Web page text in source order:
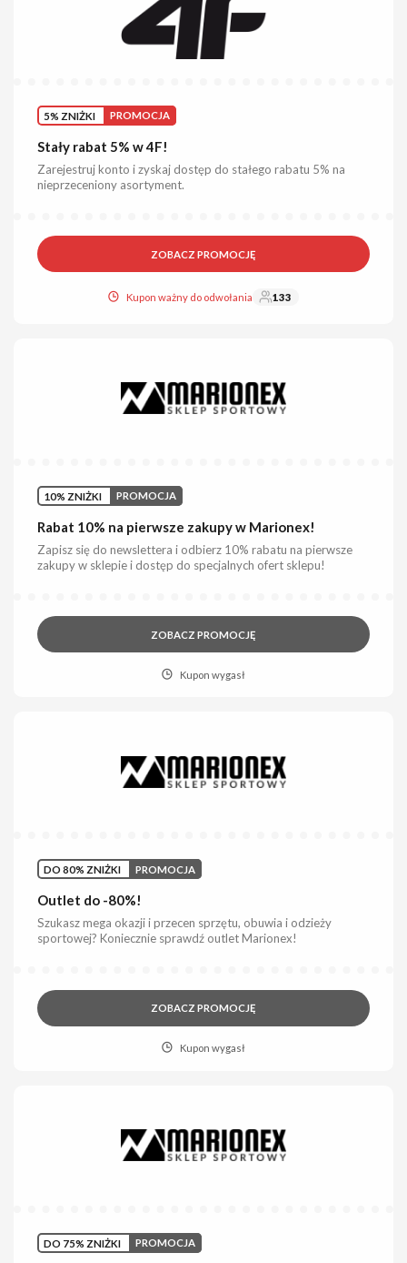
5% ZNIŻKI PROMOCJA
Stały rabat 5% w 4F!
Zarejestruj konto i zyskaj dostęp do stałego rabatu 5% na
nieprzeceniony asortyment.
ZOBACZ PROMOCJĘ
Kupon ważny do odwołania 133
10% ZNIŻKI PROMOCJA
Rabat 10% na pierwsze zakupy w Marionex!
Zapisz się do newslettera i odbierz 10% rabatu na pierwsze
zakupy w sklepie i dostęp do specjalnych ofert sklepu!
ZOBACZ PROMOCJĘ
Kupon wygasł
DO 80% ZNIŻKI PROMOCJA
Outlet do -80%!
Szukasz mega okazji i przecen sprzętu, obuwia i odzieży
sportowej? Koniecznie sprawdź outlet Marionex!
ZOBACZ PROMOCJĘ
Kupon wygasł
DO 75% ZNIŻKI PROMOCJA